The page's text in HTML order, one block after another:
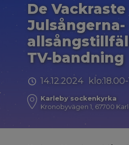
De Vackraste
Julsångerna-
TV-bandning
14.12.2024
Karleby sockenkyrka
Kronobyvägen 1, 67700